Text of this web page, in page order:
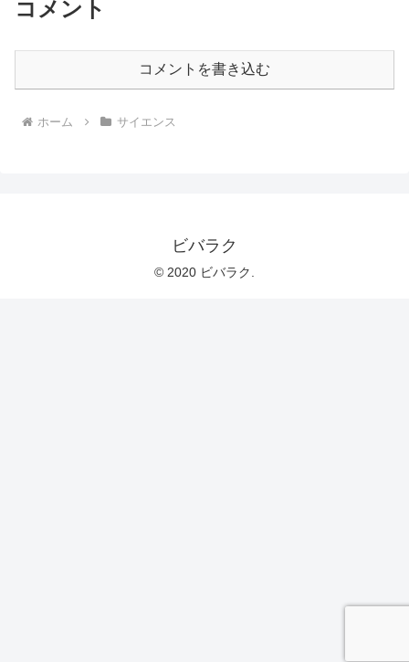
コメント
コメントを書き込む
ホーム サイエンス
ビバラク
© 2020 ビバラク.